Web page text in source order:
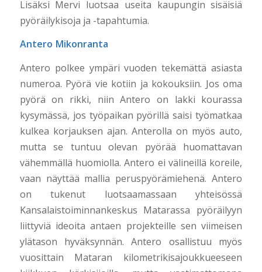
Lisäksi Mervi luotsaa useita kaupungin sisäisiä
pyöräilykisoja ja -tapahtumia.
Antero Mikonranta
Antero polkee ympäri vuoden tekemättä asiasta
numeroa. Pyörä vie kotiin ja kokouksiin. Jos oma
pyörä on rikki, niin Antero on lakki kourassa
kysymässä, jos työpaikan pyörillä saisi työmatkaa
kulkea korjauksen ajan. Anterolla on myös auto,
mutta se tuntuu olevan pyörää huomattavan
vähemmällä huomiolla. Antero ei välineillä koreile,
vaan näyttää mallia peruspyörämiehenä. Antero
on tukenut luotsaamassaan yhteisössä
Kansalaistoiminnankeskus Matarassa pyöräilyyn
liittyviä ideoita antaen projekteille sen viimeisen
ylätason hyväksynnän. Antero osallistuu myös
vuosittain Mataran kilometrikisajoukkueeseen